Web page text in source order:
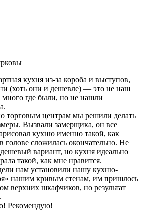
кухня из-за короба и выступов,
(хоть они и дешевле) — это не наш
где были, но не нашли
торговым центрам мы решили делать
Вызвали замерщика, он все
кухню именно такой, как
голове сложилась окончательно. Не
вариант, но кухня идеально
такой, как мне нравится.
нам установили нашу кухню-
нашим кривым стенам, им пришлось
верхних шкафчиков, но результат
Рекомендую!